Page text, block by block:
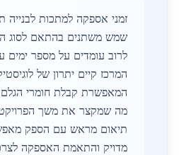
זמני אספקה למתכות לבנייה
שמש משתנים בהתאם לסוג
לרוב עומדים על מספר ימים
המרכז קיים יתרון של
המאפשרת קבלת חומרי הגלם
מה שמקצר את משך
תיאום מראש עם הספק
מדויק והתאמת האספקה